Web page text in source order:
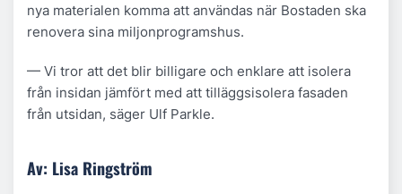
nya materialen komma att användas när Bostaden ska
renovera sina miljonprogramshus.
— Vi tror att det blir billigare och enklare att isolera
från insidan jämfört med att tilläggsisolera fasaden
från utsidan, säger Ulf Parkle.
Av: Lisa Ringström